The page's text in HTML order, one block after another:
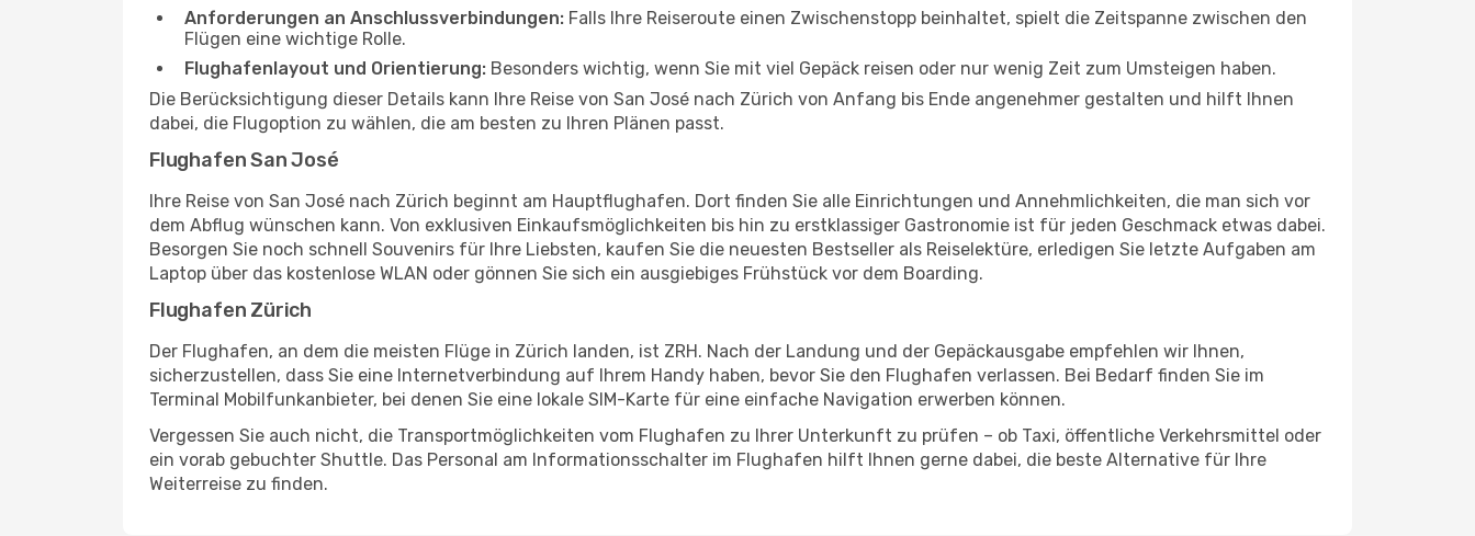
Anforderungen an Anschlussverbindungen: Falls Ihre Reiseroute einen Zwischenstopp beinhaltet, spielt die Zeitspanne zwischen den
Flügen eine wichtige Rolle.
Flughafenlayout und Orientierung: Besonders wichtig, wenn Sie mit viel Gepäck reisen oder nur wenig Zeit zum Umsteigen haben.
Die Berücksichtigung dieser Details kann Ihre Reise von San José nach Zürich von Anfang bis Ende angenehmer gestalten und hilft Ihnen
dabei, die Flugoption zu wählen, die am besten zu Ihren Plänen passt.
Flughafen San José
Ihre Reise von San José nach Zürich beginnt am Hauptflughafen. Dort finden Sie alle Einrichtungen und Annehmlichkeiten, die man sich vor
dem Abflug wünschen kann. Von exklusiven Einkaufsmöglichkeiten bis hin zu erstklassiger Gastronomie ist für jeden Geschmack etwas dabei.
Besorgen Sie noch schnell Souvenirs für Ihre Liebsten, kaufen Sie die neuesten Bestseller als Reiselektüre, erledigen Sie letzte Aufgaben am
Laptop über das kostenlose WLAN oder gönnen Sie sich ein ausgiebiges Frühstück vor dem Boarding.
Flughafen Zürich
Der Flughafen, an dem die meisten Flüge in Zürich landen, ist ZRH. Nach der Landung und der Gepäckausgabe empfehlen wir Ihnen,
sicherzustellen, dass Sie eine Internetverbindung auf Ihrem Handy haben, bevor Sie den Flughafen verlassen. Bei Bedarf finden Sie im
Terminal Mobilfunkanbieter, bei denen Sie eine lokale SIM-Karte für eine einfache Navigation erwerben können.
Vergessen Sie auch nicht, die Transportmöglichkeiten vom Flughafen zu Ihrer Unterkunft zu prüfen – ob Taxi, öffentliche Verkehrsmittel oder
ein vorab gebuchter Shuttle. Das Personal am Informationsschalter im Flughafen hilft Ihnen gerne dabei, die beste Alternative für Ihre
Weiterreise zu finden.